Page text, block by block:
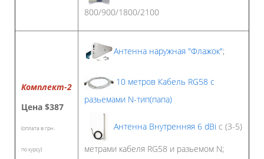
800/900/1800/2100
Комплект-2
Цена $387
(оплата в грн.
по курсу)
Антенна наружная "Флажок";
10 метров Кабель RG58 с
разьемами N-тип(папа)
Антенна Внутренняя 6 dBi с (3-5)
метрами кабеля RG58 и разьемом N;